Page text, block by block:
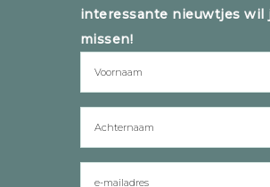
interessante nieuwtjes wil
missen!